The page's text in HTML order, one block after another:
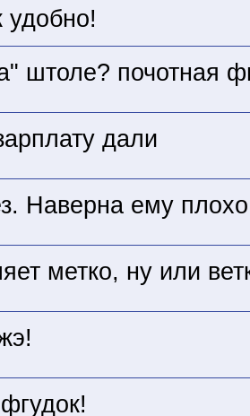
удобно!
штоле? почотная
дали
Наверна ему
метко, ну или